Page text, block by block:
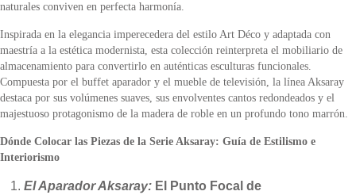
naturales conviven en perfecta harmonía.
Inspirada en la elegancia imperecedera del estilo Art Déco y adaptada con
maestría a la estética modernista, esta colección reinterpreta el mobiliario de
almacenamiento para convertirlo en auténticas esculturas funcionales.
Compuesta por el buffet aparador y el mueble de televisión, la línea Aksaray
destaca por sus volúmenes suaves, sus envolventes cantos redondeados y el
majestuoso protagonismo de la madera de roble en un profundo tono marrón.
Dónde Colocar las Piezas de la Serie Aksaray: Guía de Estilismo e
Interiorismo
El Aparador Aksaray: El Punto Focal de